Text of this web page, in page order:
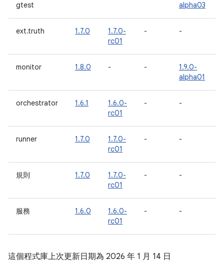
gtest
alpha03
ext.truth 1.7.0
1.7.0-
rc01
- -
monitor 1.8.0 - -
1.9.0-
alpha01
orchestrator 1.6.1
1.6.0-
rc01
- -
runner 1.7.0
1.7.0-
rc01
- -
規則 1.7.0
1.7.0-
rc01
- -
服務 1.6.0
1.6.0-
rc01
- -
這個程式庫上次更新日期為 2026 年 1 月 14 日